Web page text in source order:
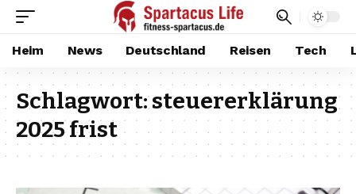
Heim News Deutschland Reisen Tech
Schlagwort:steuererklärung
2025 frist